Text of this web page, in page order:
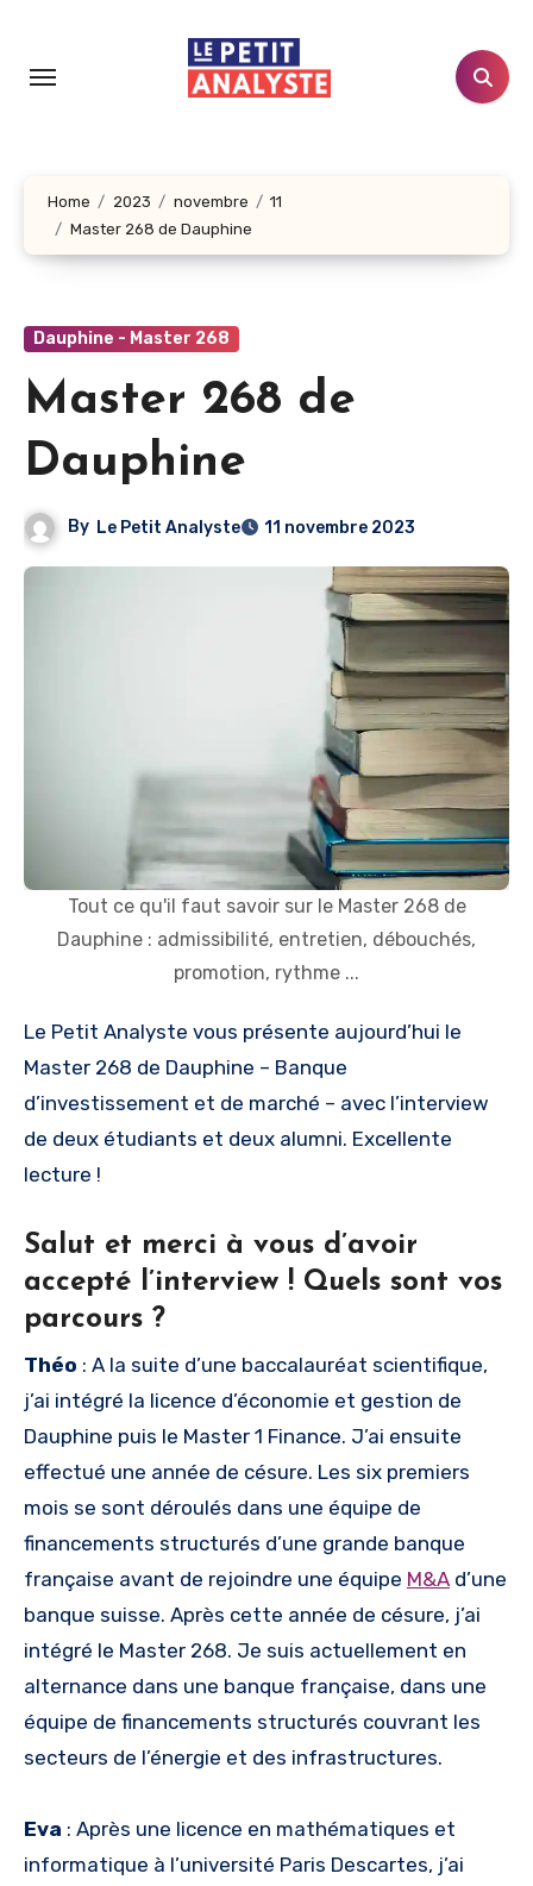
contenu
Home 2023 novembre
11
Master 268 de Dauphine
Dauphine - Master 268
Master 268 de
Dauphine
By Le Petit Analyste 11 novembre 2023
Tout ce qu'il faut savoir sur le Master 268 de
Dauphine : admissibilité, entretien, débouchés,
promotion, rythme ...
Le Petit Analyste vous présente aujourd’hui le
Master 268 de Dauphine – Banque
d’investissement et de marché – avec l’interview
de deux étudiants et deux alumni. Excellente
lecture !
Salut et merci à vous d’avoir
accepté l’interview ! Quels sont vos
parcours ?
Théo : A la suite d’une baccalauréat scientifique,
j’ai intégré la licence d’économie et gestion de
Dauphine puis le Master 1 Finance. J’ai ensuite
effectué une année de césure. Les six premiers
mois se sont déroulés dans une équipe de
financements structurés d’une grande banque
française avant de rejoindre une équipe M&A d’une
banque suisse. Après cette année de césure, j’ai
intégré le Master 268. Je suis actuellement en
alternance dans une banque française, dans une
équipe de financements structurés couvrant les
secteurs de l’énergie et des infrastructures.
Eva : Après une licence en mathématiques et
informatique à l’université Paris Descartes, j’ai